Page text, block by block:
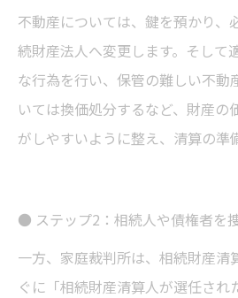
不動産については、鍵を預かり、
続財産法人へ変更します。そして
な行為を行い、保管の難しい不動
いては換価処分するなど、財産の
がしやすいように整え、清算の準
● ステップ2：相続人や債権者を
一方、家庭裁判所は、相続財産清
ぐに「相続財産清算人が選任され